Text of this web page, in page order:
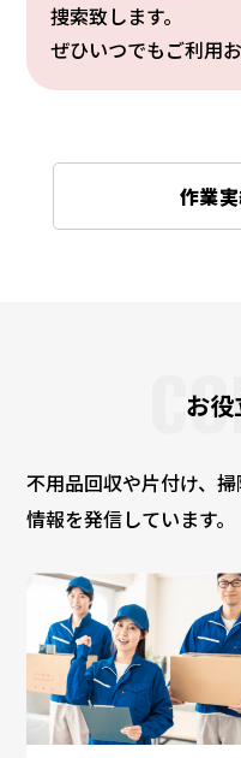
捜索致します。
ぜひいつでもご利用
作業
お
不用品回収や片付け、
情報を発信しています。